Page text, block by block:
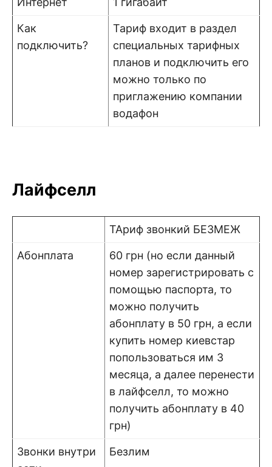
Как
подключить?
Тариф входит в раздел
специальных тарифных
планов и подключить его
можно только по
приглажению компании
водафон
Лайфселл
ТАриф звонкий БЕЗМЕЖ
Абонплата
60 грн (но если данный
номер зарегистрировать с
помощью паспорта, то
можно получить
абонплату в 50 грн, а если
купить номер киевстар
попользоваться им 3
месяца, а далее перенести
в лайфселл, то можно
получить абонплату в 40
грн)
Звонки внутри
Безлим